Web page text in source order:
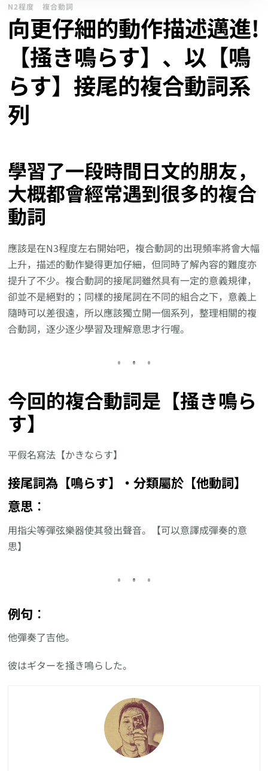
N2程度 複合動詞
向更仔細的動作描述邁進!
【掻き鳴らす】、以【鳴
らす】接尾的複合動詞系
列
學習了一段時間日文的朋友，
大概都會經常遇到很多的複合
動詞
應該是在N3程度左右開始吧，複合動詞的出現頻率將會大幅
上升，描述的動作變得更加仔細，但同時了解內容的難度亦
提升了不少。複合動詞的接尾詞雖然具有一定的意義規律，
卻並不是絕對的；同樣的接尾詞在不同的組合之下，意義上
隨時可以差很遠，所以應該獨立開一個系列，整理相關的複
合動詞，逐少逐少學習及理解意思才行喔。
今回的複合動詞是【掻き鳴ら
す】
平假名寫法【かきならす】
接尾詞為【鳴らす】‧分類屬於【他動詞】
意思︰
用指尖等彈弦樂器使其發出聲音。【可以意譯成彈奏的意
思】
例句︰
他彈奏了吉他。
彼はギターを掻き鳴らした。